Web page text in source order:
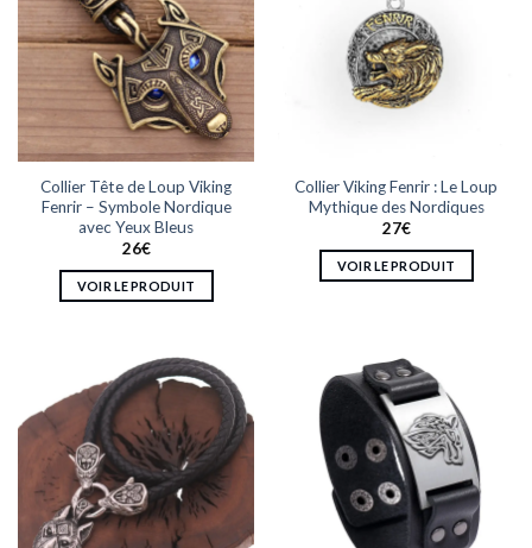
options
peuvent
être
choisies
sur
la
du
produit
Les
options
peuvent
être
choisies
page
du
produit
Collier Tête de Loup Viking
Fenrir – Symbole Nordique
avec Yeux Bleus
26€
VOIR LE PRODUIT
a
plusieurs
variations.
Les
options
peuvent
être
choisies
Collier Viking Fenrir : Le Loup
Mythique des Nordiques
27€
VOIR LE PRODUIT
plusieurs
variations.
Les
options
peuvent
être
choisies